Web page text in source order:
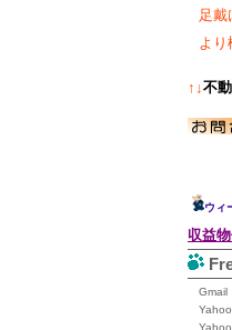
足戴
より
↑↓不
ウィ
収益
Gmail